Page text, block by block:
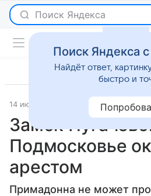
Поиск Яндекса
14 июня 2023 Светская жизнь
Замок
Подмосковье
арестом
Примадонна не может
Поиск Яндекса
Найдёт ответ,
быстро и